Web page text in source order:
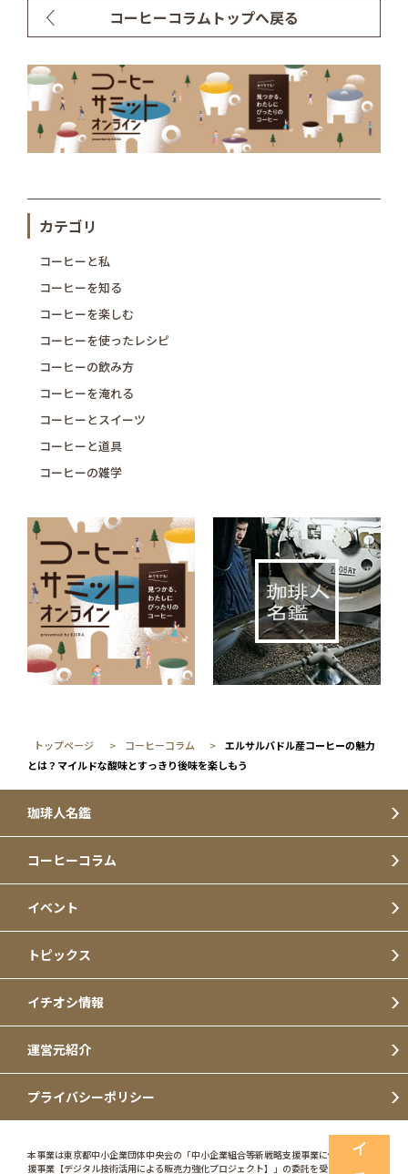
コーヒーコラムトップへ戻る
カテゴリ
コーヒーと私
コーヒーを知る
コーヒーを楽しむ
コーヒーを使ったレシピ
コーヒーの飲み方
コーヒーを淹れる
コーヒーとスイーツ
コーヒーと道具
コーヒーの雑学
トップページ コーヒーコラム
エルサルバドル産コーヒーの魅力
とは？マイルドな酸味とすっきり後味を楽しもう
珈琲人名鑑
コーヒーコラム
イベント
トピックス
イチオシ情報
運営元紹介
プライバシーポリシー
本事業は東京都中小企業団体中央会の「中小企業組合等新戦略支援事業に係る特別支
援事業【デジタル技術活用による販売力強化プロジェクト】」の委託を受けて実施し